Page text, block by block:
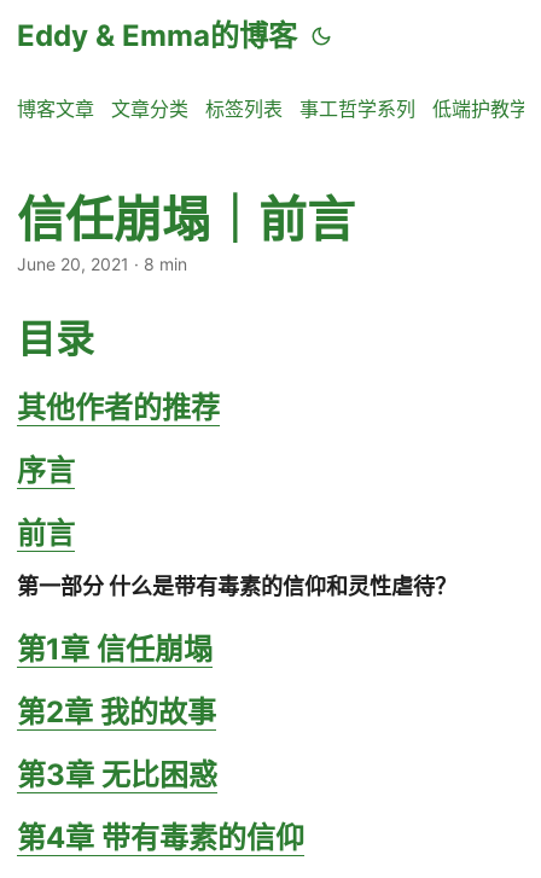
Eddy & Emma的博客
博客文章 文章分类 标签列表 事工哲学系列 低端护教学
信任崩塌｜前言
June 20, 2021 · 8 min
目录
其他作者的推荐
序言
前言
第一部分 什么是带有毒素的信仰和灵性虐待？
第1章 信任崩塌
第2章 我的故事
第3章 无比困惑
第4章 带有毒素的信仰